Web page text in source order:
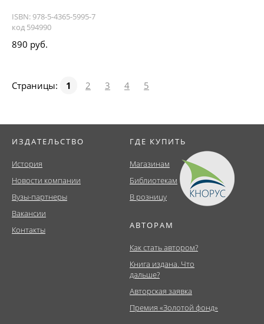
ISBN: 978-5-4365-5995-7
код 594990
890 руб.
Страницы: 1 2 3 4 5
ИЗДАТЕЛЬСТВО
История
Новости компании
Вузы-партнеры
Вакансии
Контакты
ГДЕ КУПИТЬ
Магазинам
Библиотекам
В розницу
АВТОРАМ
Как стать автором?
Книга издана. Что
дальше?
Авторская заявка
Премия «Золотой фонд»